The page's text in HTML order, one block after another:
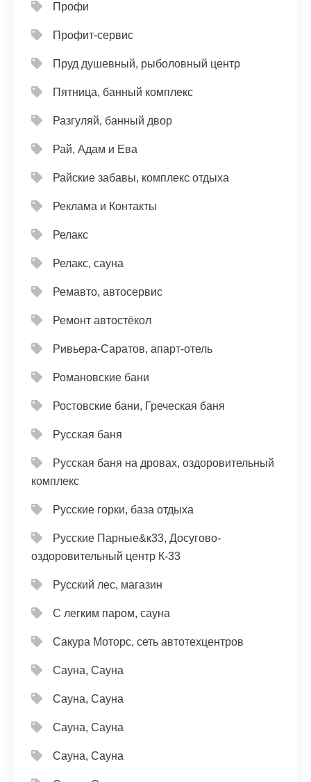
Профи
Профит-сервис
Пруд душевный, рыболовный центр
Пятница, банный комплекс
Разгуляй, банный двор
Рай, Адам и Ева
Райские забавы, комплекс отдыха
Реклама и Контакты
Релакс
Релакс, сауна
Ремавто, автосервис
Ремонт автостёкол
Ривьера-Саратов, апарт-отель
Романовские бани
Ростовские бани, Греческая баня
Русская баня
Русская баня на дровах, оздоровительный
комплекс
Русские горки, база отдыха
Русские Парные&к33, Досугово-
оздоровительный центр К-33
Русский лес, магазин
С легким паром, сауна
Сакура Моторс, сеть автотехцентров
Сауна, Сауна
Сауна, Сауна
Сауна, Сауна
Сауна, Сауна